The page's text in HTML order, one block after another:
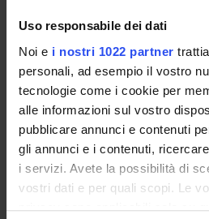
Uso responsabile dei dati
Noi e i nostri 1022 partner
personali, ad esempio il vostro
tecnologie come i cookie per
alle informazioni sul vostro
pubblicare annunci e contenuti
gli annunci e i contenuti,
i servizi. Avete la possibilità di
vostri dati e per quali scopi. Le
privacy sono applicabili solo su
PHD PROGRAMMES AND
TRAINING
Contacts
People
Places
Calendar